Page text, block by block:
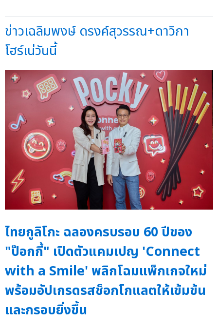
ข่าวเฉลิมพงษ์ ดรงค์สุวรรณ+ดาวิกา
โฮร์เน่วันนี้
ไทยกูลิโกะ ฉลองครบรอบ 60 ปีของ
"ป๊อกกี้" เปิดตัวแคมเปญ 'Connect
with a Smile' พลิกโฉมแพ็กเกจใหม่
พร้อมอัปเกรดรสช็อกโกแลตให้เข้มข้น
และกรอบยิ่งขึ้น